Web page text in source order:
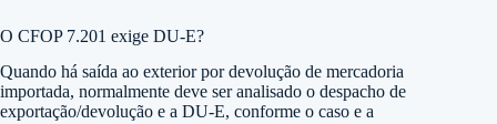
O CFOP 7.201 exige DU-E?
Quando há saída ao exterior por devolução de mercadoria
importada, normalmente deve ser analisado o despacho de
exportação/devolução e a DU-E, conforme o caso e a